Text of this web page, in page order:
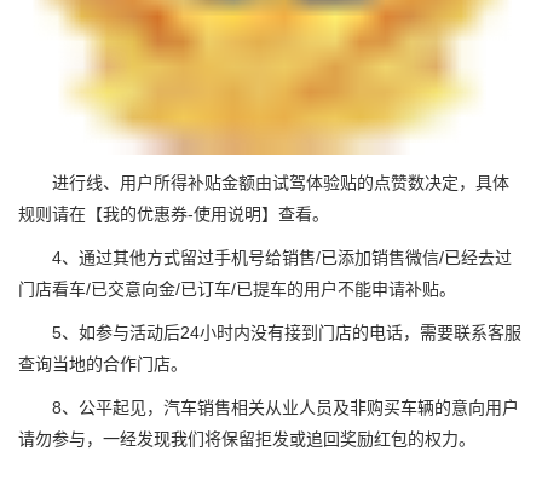
进行线、用户所得补贴金额由试驾体验贴的点赞数决定，具体
规则请在【我的优惠券-使用说明】查看。
4、通过其他方式留过手机号给销售/已添加销售微信/已经去过
门店看车/已交意向金/已订车/已提车的用户不能申请补贴。
5、如参与活动后24小时内没有接到门店的电话，需要联系客服
查询当地的合作门店。
8、公平起见，汽车销售相关从业人员及非购买车辆的意向用户
请勿参与，一经发现我们将保留拒发或追回奖励红包的权力。